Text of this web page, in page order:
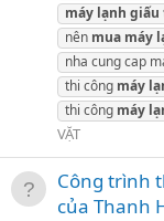
máy lạnh giấu
nên mua máy
nha cung cap
thi công máy
thi công máy
VẶT
Công trình
của Thanh